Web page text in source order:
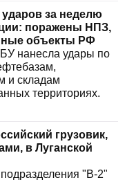
за неделю
поражены НПЗ,
объекты РФ
нанесла удары по
и складам
территориях.
грузовик,
в Луганской
"B-2"